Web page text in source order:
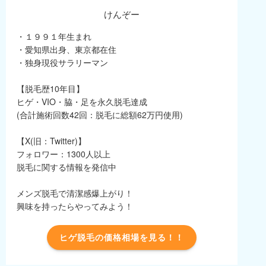
けんぞー
・１９９１年生まれ
・愛知県出身、東京都在住
・独身現役サラリーマン
【脱毛歴10年目】
ヒゲ・VIO・脇・足を永久脱毛達成
(合計施術回数42回：脱毛に総額62万円使用)
【X(旧：Twitter)】
フォロワー：1300人以上
脱毛に関する情報を発信中
メンズ脱毛で清潔感爆上がり！
興味を持ったらやってみよう！
ヒゲ脱毛の価格相場を見る！！